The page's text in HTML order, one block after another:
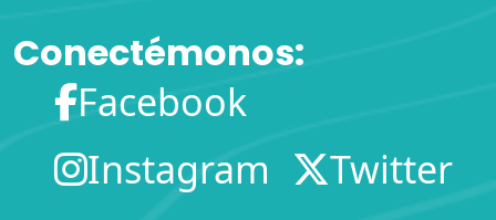
Conectémonos:
Facebook
Instagram
Twitter